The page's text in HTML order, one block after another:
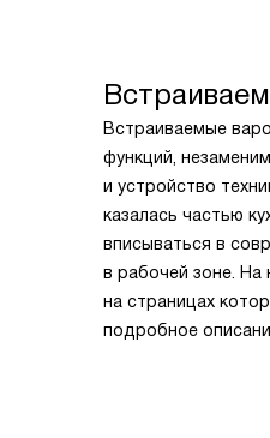
Встраиваемые
функций,
и устройство
казалась частью
вписываться в
в рабочей зоне. На
на страницах
подробное